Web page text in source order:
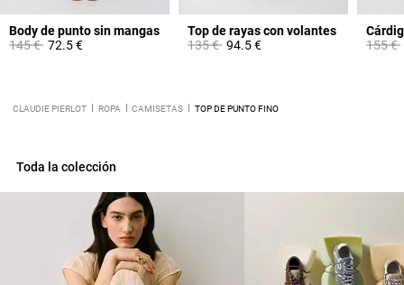
Body de punto sin mangas
Price reduced from
145 €to72.5 €
Top de rayas con volantes
Price reduced from
135 €to94.5 € Price
155 €
CLAUDIE PIERLOT ROPA CAMISETAS TOP DE PUNTO FINO
Toda la colección